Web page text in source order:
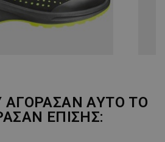
ΑΓΌΡΑΣΑΝ ΑΥΤΌ ΤΟ
ΕΠΊΣΗΣ: